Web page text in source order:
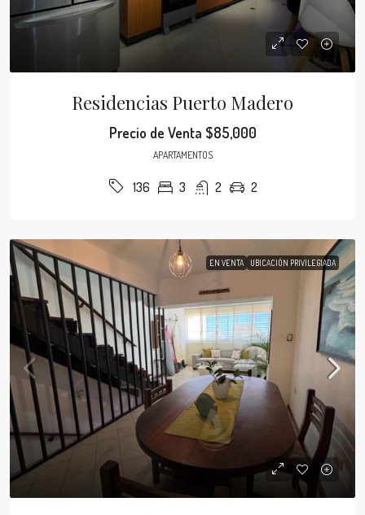
Residencias Puerto Madero
Precio de Venta $85,000
APARTAMENTOS
136 3 2 2
EN VENTA UBICACIÓN PRIVILEGIADA